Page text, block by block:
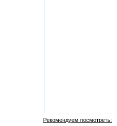
Рекомендуем посмотреть: